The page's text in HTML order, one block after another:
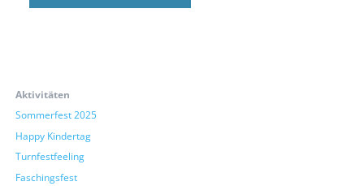
Aktivitäten
Sommerfest 2025
Happy Kindertag
Turnfestfeeling
Faschingsfest